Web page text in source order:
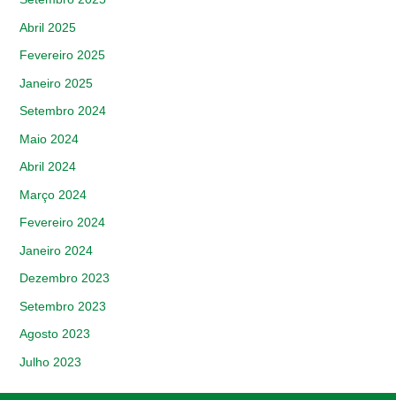
Abril 2025
Fevereiro 2025
Janeiro 2025
Setembro 2024
Maio 2024
Abril 2024
Março 2024
Fevereiro 2024
Janeiro 2024
Dezembro 2023
Setembro 2023
Agosto 2023
Julho 2023